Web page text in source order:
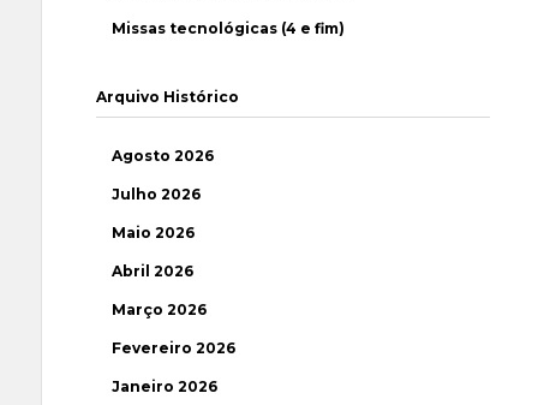
Missas tecnológicas (4 e fim)
Arquivo Histórico
Agosto 2026
Julho 2026
Maio 2026
Abril 2026
Março 2026
Fevereiro 2026
Janeiro 2026